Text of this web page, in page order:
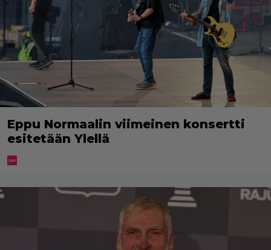
Eppu Normaalin viimeinen konsertti
esitetään Ylellä